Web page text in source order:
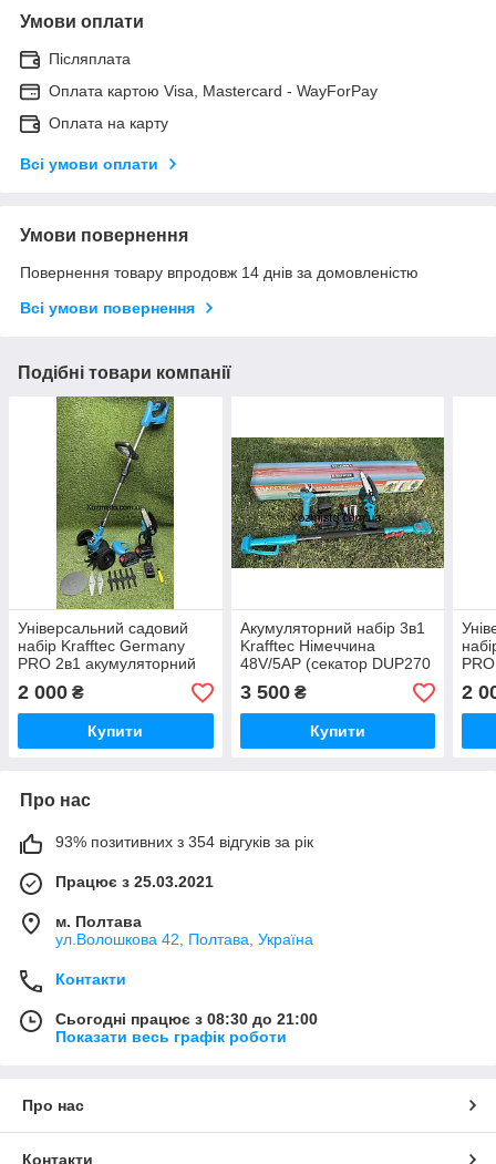
Умови оплати
Післяплата
Оплата картою Visa, Mastercard - WayForPay
Оплата на карту
Всі умови оплати
Умови повернення
Повернення товару впродовж 14 днів за домовленістю
Всі умови повернення
Подібні товари компанії
Універсальний садовий
набір Krafftec Germany
PRO 2в1 акумуляторний
тример AZ144/PRO та
мініпила DUC155Z
UR150DWAE 48 V 6 Ah
2 000 ₴
Купити
Акумуляторний набір 3в1
Krafftec Німеччина
48V/5AP (секатор DUP270
+ пила DUC150Z +
штанга-молекс 2 м)
3 500₴
Купити
2
Про нас
93% позитивних з 354 відгуків за рік
Працює з 25.03.2021
м. Полтава
ул.Волошкова 42, Полтава, Україна
Контакти
Сьогодні працює з 08:30 до 21:00
Показати весь графік роботи
Про нас
Контакти